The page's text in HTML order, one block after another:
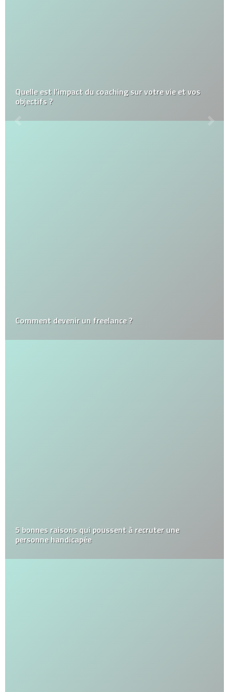
Quelle est l’impact du coaching sur votre vie et vos
objectifs ?
Comment devenir un freelance ?
5 bonnes raisons qui poussent à recruter une
personne handicapée